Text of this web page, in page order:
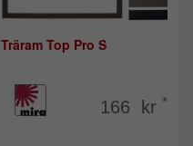
Träram Top Pro S
166 kr *